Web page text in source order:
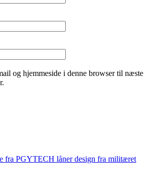
og hjemmeside i denne browser til næste
fra PGYTECH låner design fra militæret